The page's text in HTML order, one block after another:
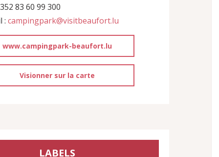
83 60 99 300
:campingpark@visitbeaufort.lu
www.campingpark-beaufort.lu
Visionner sur la carte
LABELS